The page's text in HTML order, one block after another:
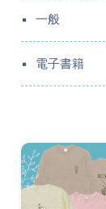
一般
電子書籍